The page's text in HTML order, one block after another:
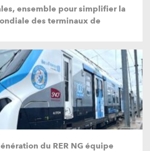
ensemble pour simplifier la
des terminaux de
du RER NG équipe